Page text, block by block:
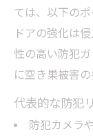
ては、以下の
ドアの強化は
性の高い防犯
に空き巣被害
代表的な防犯
防犯カメラ